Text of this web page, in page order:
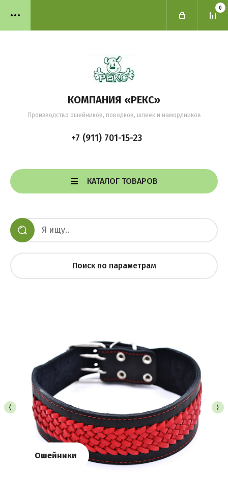
0
КОМПАНИЯ «РЕКС»
Производство ошейников, поводков, шлеек и намордников
+7 (911) 701-15-23
КАТАЛОГ ТОВАРОВ
Поиск по параметрам
Ошейники